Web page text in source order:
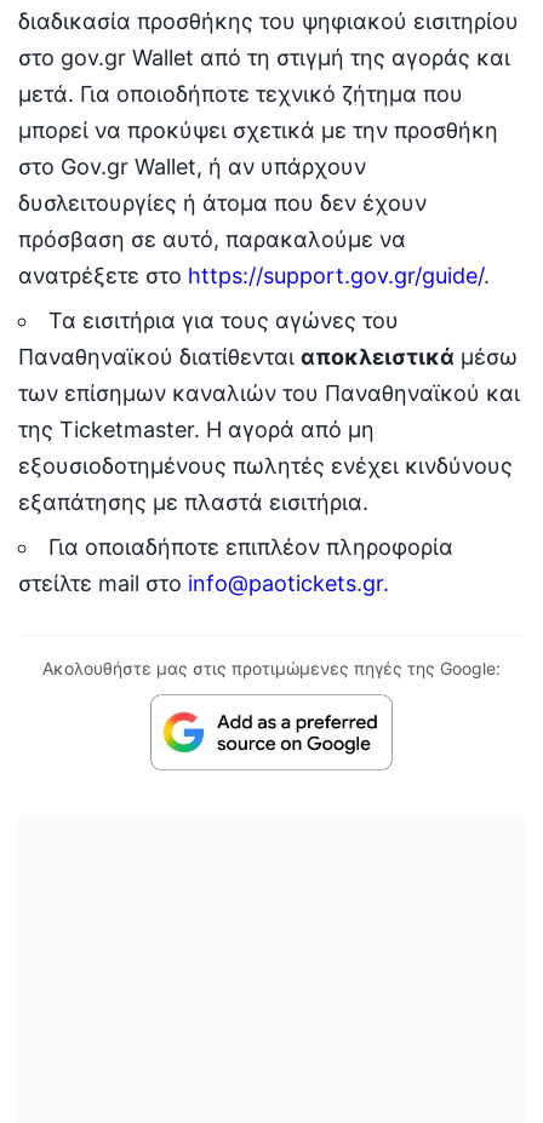
διαδικασία προσθήκης του ψηφιακού εισιτηρίου
στο gov.gr Wallet από τη στιγμή της αγοράς και
μετά. Για οποιοδήποτε τεχνικό ζήτημα που
μπορεί να προκύψει σχετικά με την προσθήκη
στο Gov.gr Wallet, ή αν υπάρχουν
δυσλειτουργίες ή άτομα που δεν έχουν
πρόσβαση σε αυτό, παρακαλούμε να
ανατρέξετε στο https://support.gov.gr/guide/.
Τα εισιτήρια για τους αγώνες του
Παναθηναϊκού διατίθενται αποκλειστικά μέσω
των επίσημων καναλιών του Παναθηναϊκού και
της Ticketmaster. Η αγορά από μη
εξουσιοδοτημένους πωλητές ενέχει κινδύνους
εξαπάτησης με πλαστά εισιτήρια.
Για οποιαδήποτε επιπλέον πληροφορία
στείλτε mail στο info@paotickets.gr.
Ακολουθήστε μας στις προτιμώμενες πηγές της Google: